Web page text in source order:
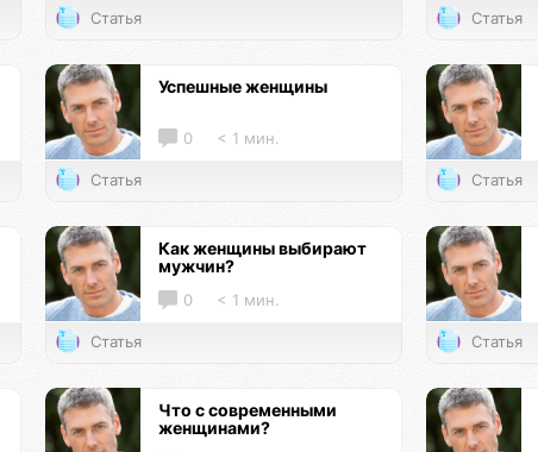
Статья Статья
Успешные женщины
0 < 1 мин.
Статья Статья
Как женщины выбирают
мужчин?
0 < 1 мин.
Статья Статья
Что с современными
женщинами?